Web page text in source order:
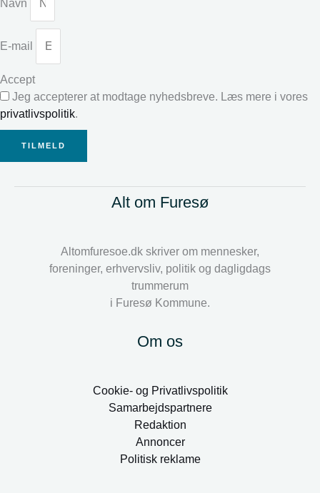
Navn
E-mail
Accept
Jeg accepterer at modtage nyhedsbreve. Læs mere i vores
privatlivspolitik.
TILMELD
Alt om Furesø
Altomfuresoe.dk skriver om mennesker,
foreninger, erhvervsliv, politik og dagligdags
trummerum
i Furesø Kommune.
Om os
Cookie- og Privatlivspolitik
Samarbejdspartnere
Redaktion
Annoncer
Politisk reklame